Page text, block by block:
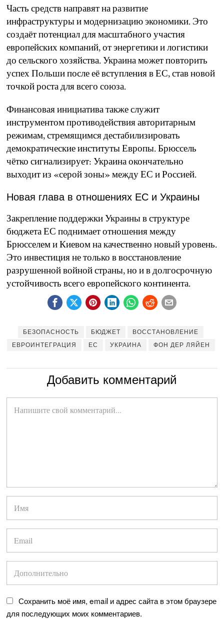
Часть средств направят на развитие
инфраструктуры и модернизацию экономики. Это
создаёт потенциал для масштабного участия
европейских компаний, от энергетики и логистики
до сельского хозяйства. Украина может повторить
успех Польши после её вступления в ЕС, став новой
точкой роста для всего союза.
Финансовая инициатива также служит
инструментом противодействия авторитарным
режимам, стремящимся дестабилизировать
демократические институты Европы. Брюссель
чётко сигнализирует: Украина окончательно
выходит из «серой зоны» между ЕС и Россией.
Новая глава в отношениях ЕС и Украины
Закрепление поддержки Украины в структуре
бюджета ЕС поднимает отношения между
Брюсселем и Киевом на качественно новый уровень.
Это инвестиция не только в восстановление
разрушенной войной страны, но и в долгосрочную
устойчивость всего европейского континента.
БЕЗОПАСНОСТЬ БЮДЖЕТ
ВОССТАНОВЛЕНИЕ
ЕВРОИНТЕГРАЦИЯ
ЕС УКРАИНА ФОН ДЕР ЛЯЙЕН
Добавить комментарий
Сохранить моё имя, email и адрес сайта в этом браузере
для последующих моих комментариев.